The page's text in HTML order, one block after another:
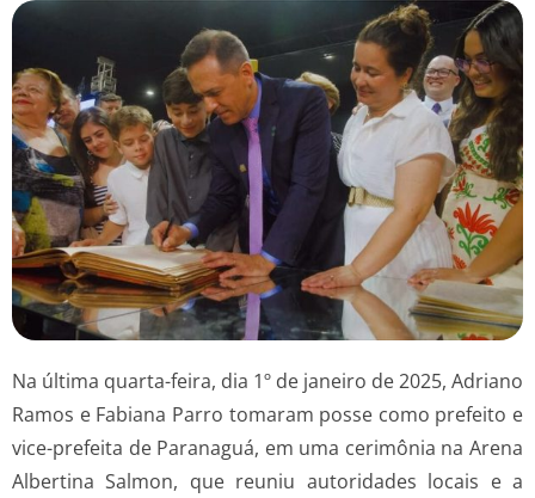
Na última quarta-feira, dia 1º de janeiro de 2025, Adriano
Ramos e Fabiana Parro tomaram posse como prefeito e
vice-prefeita de Paranaguá, em uma cerimônia na Arena
Albertina Salmon, que reuniu autoridades locais e a